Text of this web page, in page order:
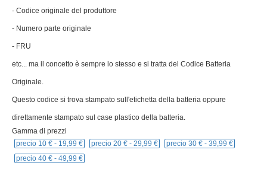
- Codice originale del produttore
- Numero parte originale
- FRU
etc... ma il concetto è sempre lo stesso e si tratta del Codice Batteria
Originale.
Questo codice si trova stampato sull'etichetta della batteria oppure
direttamente stampato sul case plastico della batteria.
Gamma di prezzi
precio 10 € - 19,99 € precio 20 € - 29,99 € precio 30 € - 39,99 €
precio 40 € - 49,99 €